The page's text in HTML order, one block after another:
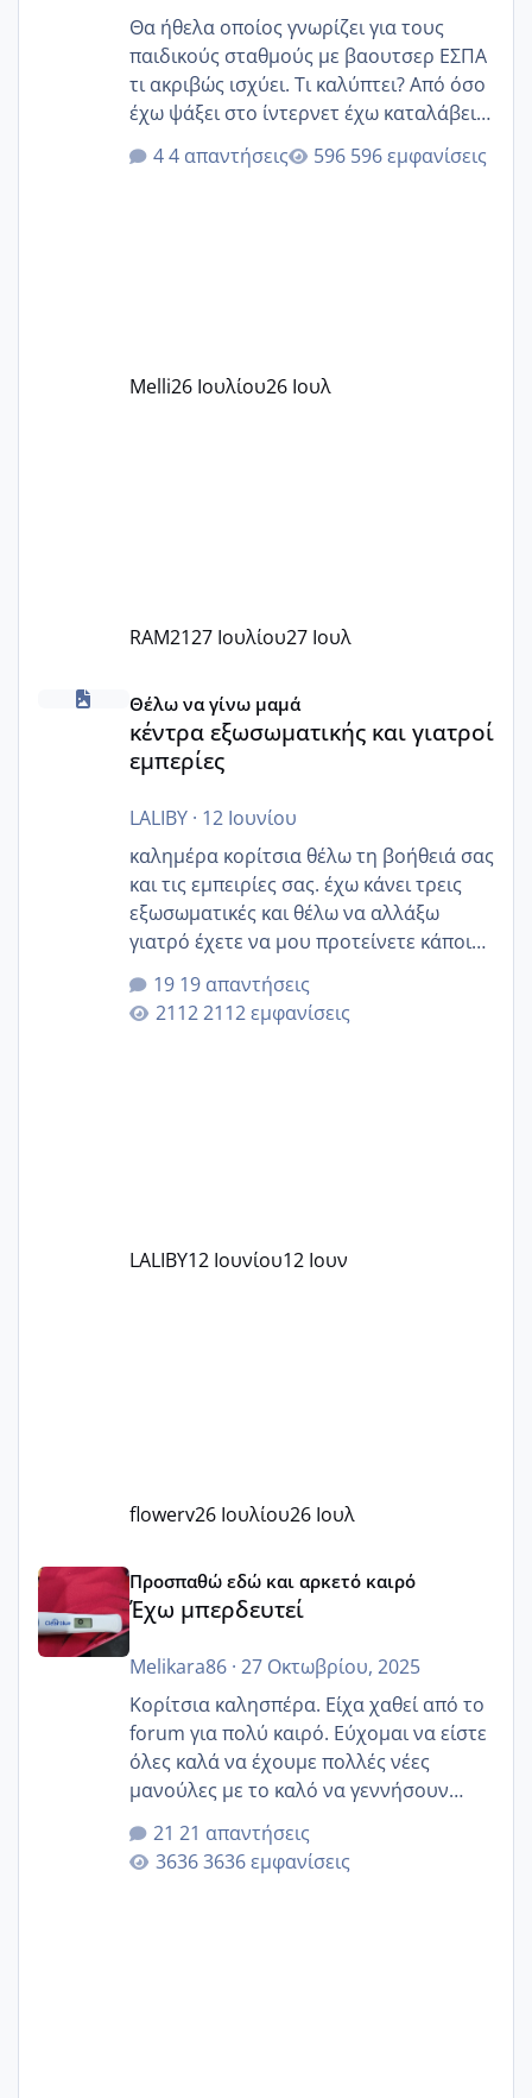
Θα ήθελα οποίος γνωρίζει για τους
παιδικούς σταθμούς με βαουτσερ ΕΣΠΑ
τι ακριβώς ισχύει. Τι καλύπτει? Από όσο
έχω ψάξει στο ίντερνετ έχω καταλάβει
ότι το βαουτσερ καλύπτει όλα τα
δίδακτρα και τα τροφεια του ιδιωτικού
Εγώ πήγα σε έναν ιδιωτικό παιδικό στ
4 απαντήσεις 596 εμφανίσεις
Melli26 Ιουλίου26 Ιουλ
RAM2127 Ιουλίου27 Ιουλ
κέντρα εξωσωματικής και γιατροί εμπερίες
Θέλω να γίνω μαμά
κέντρα εξωσωματικής και γιατροί
εμπερίες
LALIBY· 12 Ιουνίου
καλημέρα κορίτσια θέλω τη βοήθειά σας
και τις εμπειρίες σας. έχω κάνει τρεις
εξωσωματικές και θέλω να αλλάξω
γιατρό έχετε να μου προτείνετε κάποιον
που μείνατε ευχαριστημένες και είχατε
επιιτυχία? έκανα στο υγεία με τον
ζερβομανωλάκη (δεν το εψαξε καθόλου
19 απαντήσεις
2112 εμφανίσεις
LALIBY12 Ιουνίου12 Ιουν
flowerv26 Ιουλίου26 Ιουλ
Έχω μπερδευτεί
Προσπαθώ εδώ και αρκετό καιρό
Έχω μπερδευτεί
Melikara86· 27 Οκτωβρίου, 2025
Κορίτσια καλησπέρα. Είχα χαθεί από το
forum για πολύ καιρό. Εύχομαι να είστε
όλες καλά να έχουμε πολλές νέες
μανούλες με το καλό να γεννήσουν
αυτές που ήδη περιμένουν. Να πάρουν
γερα μωράκια στην αγκαλίτσα τους
🙏🏼🙏🏼 Ας πάμε λοιπόν στο θέμα μου.
21 απαντήσεις
3636 εμφανίσεις